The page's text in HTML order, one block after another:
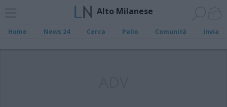
Alto Milanese
Home News 24 Cerca Palio Comunità Invia